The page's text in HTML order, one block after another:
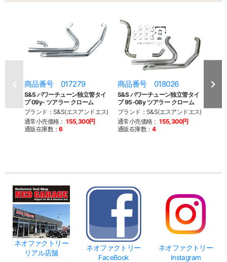
商品番号 017279
S&S パワーチューン独立管タイ
プ 09y- ツアラー クローム
ブランド：S&S(エスアンドエス)
通常小売価格： 155,300円
通販在庫数：6
商品番号 018026
S&S パワーチューン独立管タイ
プ 95-08y ツアラー クローム
ブランド：S&S(エスアンドエス)
通常小売価格： 155,300円
通販在庫数：4
商
ネオファクトリー
リアル店舗
ネオファクトリー
FaceBook
ネオファクトリー
Instagram